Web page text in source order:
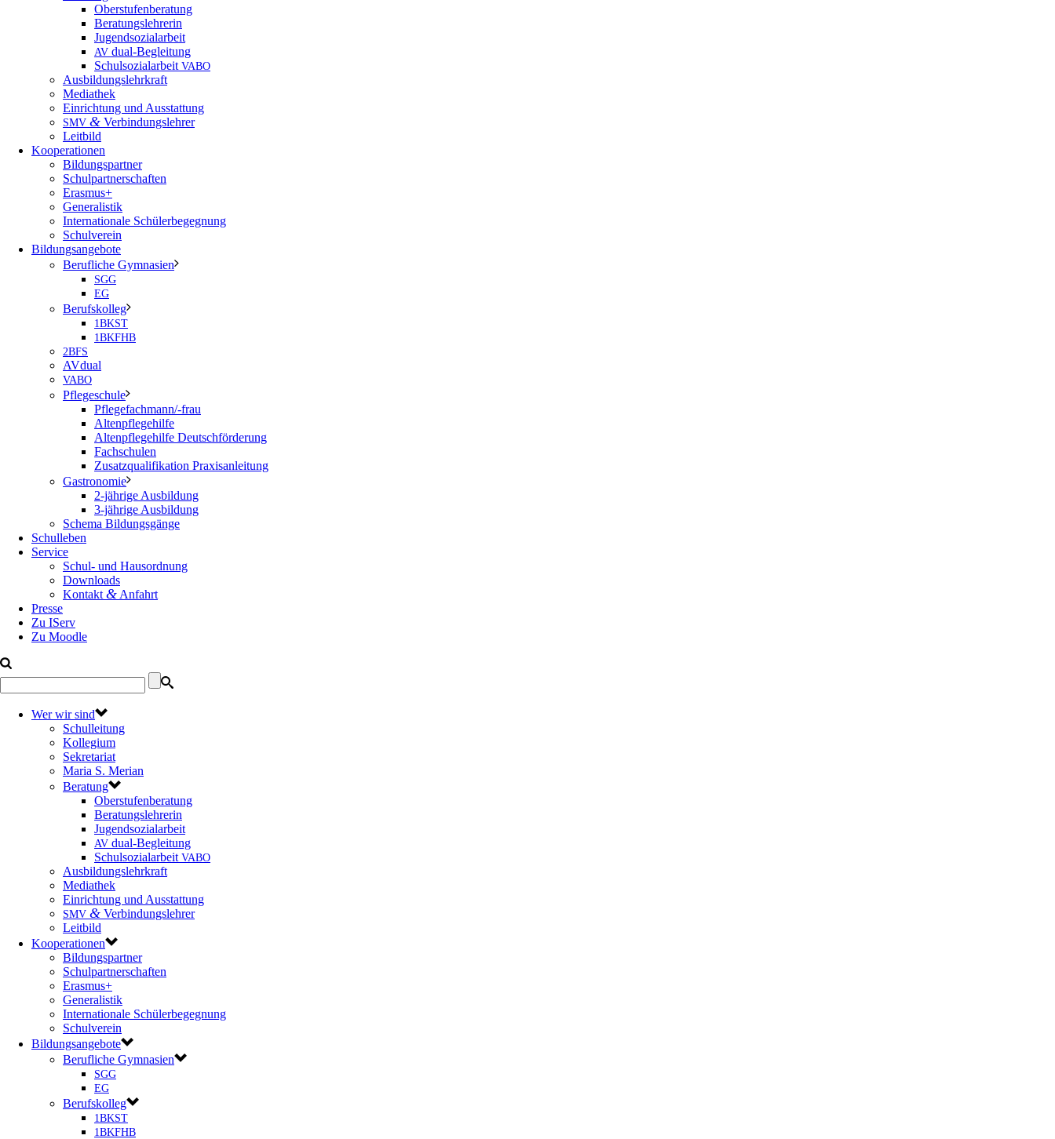
Oberstufenberatung
Beratungslehrerin
Jugendsozialarbeit
AV dual-Begleitung
Schulsozialarbeit VABO
Ausbildungslehrkraft
Mediathek
Einrichtung und Ausstattung
SMV & Verbindungslehrer
Leitbild
Kooperationen
Bildungspartner
Schulpartnerschaften
Erasmus+
Generalistik
Internationale Schülerbegegnung
Schulverein
Bildungsangebote
Berufliche Gymnasien
SGG
EG
Berufskolleg
1BKST
1BKFHB
2BFS
AVdual
VABO
Pflegeschule
Pflegefachmann/-frau
Altenpflegehilfe
Altenpflegehilfe Deutschförderung
Fachschulen
Zusatzqualifikation Praxisanleitung
Gastronomie
2-jährige Ausbildung
3-jährige Ausbildung
Schema Bildungsgänge
Schulleben
Service
Schul- und Hausordnung
Downloads
Kontakt & Anfahrt
Presse
Zu IServ
Zu Moodle
Wer wir sind
Schulleitung
Kollegium
Sekretariat
Maria S. Merian
Beratung
Oberstufenberatung
Beratungslehrerin
Jugendsozialarbeit
AV dual-Begleitung
Schulsozialarbeit VABO
Ausbildungslehrkraft
Mediathek
Einrichtung und Ausstattung
SMV & Verbindungslehrer
Leitbild
Kooperationen
Bildungspartner
Schulpartnerschaften
Erasmus+
Generalistik
Internationale Schülerbegegnung
Schulverein
Bildungsangebote
Berufliche Gymnasien
SGG
EG
Berufskolleg
1BKST
1BKFHB